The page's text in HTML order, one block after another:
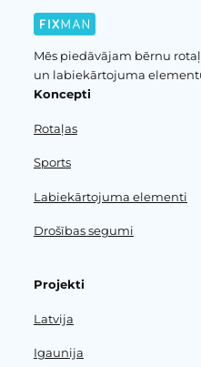
Mēs piedāvājam bērnu
un labiekārtojuma
Koncepti
Rotaļas
Sports
Labiekārtojuma elementi
Drošības segumi
Projekti
Latvija
Igaunija